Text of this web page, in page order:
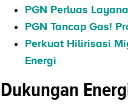
PGN Perluas
PGN Tancap Gas!
Perkuat Hilirisasi
Energi
Dukungan